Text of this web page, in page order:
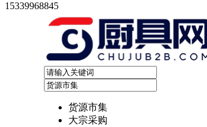
15339968845
货源市集
大宗采购